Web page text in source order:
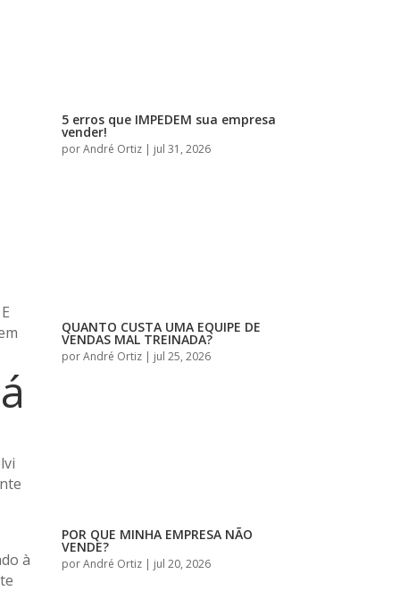
à
5 erros que IMPEDEM sua empresa
vender!
porAndré Ortiz| jul 31, 2026
QUANTO CUSTA UMA EQUIPE DE
VENDAS MAL TREINADA?
porAndré Ortiz| jul 25, 2026
POR QUE MINHA EMPRESA NÃO
VENDE?
porAndré Ortiz| jul 20, 2026